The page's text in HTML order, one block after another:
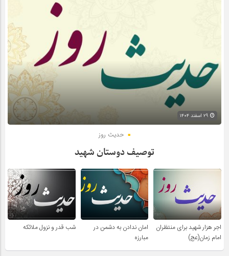
حدیث روز
توصیف دوستان شهید
اجر هزار شهید برای منتظران
امام زمان(عج)
امان ندادن به دشمن در
مبارزه
شب قدر و نزول ملائکه